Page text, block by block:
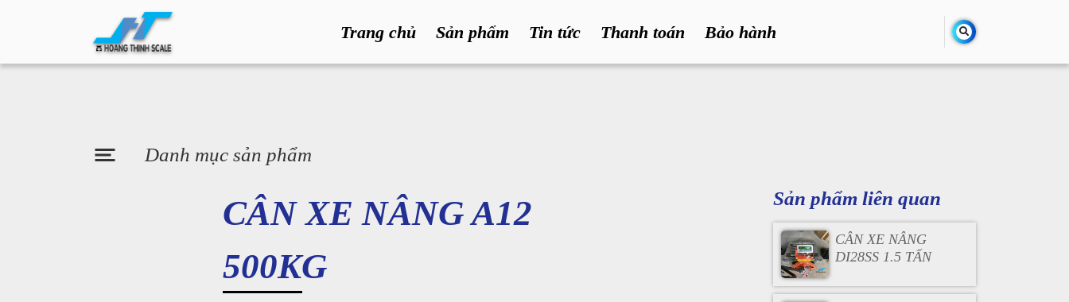
Trang chủ Sản phẩm Tin tức Thanh toán Bảo hành
Danh mục sản phẩm
CÂN XE NÂNG A12
500KG
Sản phẩm liên quan
CÂN XE NÂNG
DI28SS 1.5 TẤN